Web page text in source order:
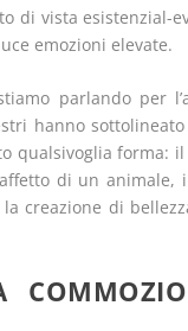
di vista esistenzial-
emozioni elevate.
parlando per
hanno
qualsivoglia forma:
di un animale,
creazione di